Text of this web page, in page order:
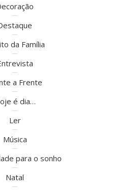
da Família
a Frente
é dia…
Ler
Música
para o sonho
Natal